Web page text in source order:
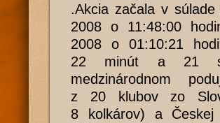
.Akcia začala v
2008 o 11:48:00
2008 o 01:10:21
22 minút a 21
medzinárodnom
z 20 klubov zo
8 kolkárov) a Českej